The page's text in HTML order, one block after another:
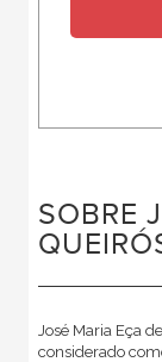
SOBRE
José Maria Eça
considerado